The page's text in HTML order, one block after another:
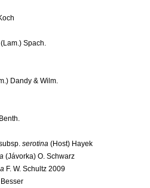
(Lam.) Spach.
Dandy & Wilm.
serotina (Host) Hayek
(Jávorka) O. Schwarz
F. W. Schultz 2009
Besser